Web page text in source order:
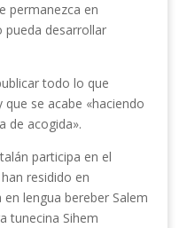
permanezca en
pueda desarrollar
todo lo que
se acabe «haciendo
de acogida».
participa en el
residido en
lengua bereber Salem
tunecina Sihem